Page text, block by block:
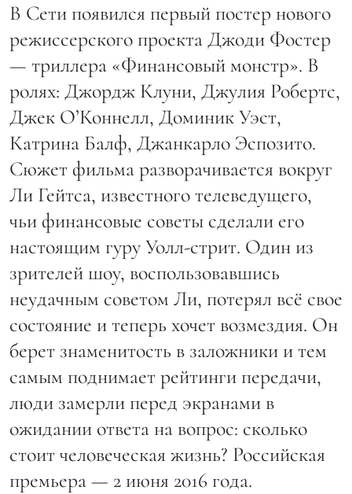
В Сети появился первый постер нового
режиссерского проекта Джоди Фостер
— триллера «Финансовый монстр». В
ролях: Джордж Клуни, Джулия Робертс,
Джек О’Коннелл, Доминик Уэст,
Катрина Балф, Джанкарло Эспозито.
Сюжет фильма разворачивается вокруг
Ли Гейтса, известного телеведущего,
чьи финансовые советы сделали его
настоящим гуру Уолл-стрит. Один из
зрителей шоу, воспользовавшись
неудачным советом Ли, потерял всё свое
состояние и теперь хочет возмездия. Он
берет знаменитость в заложники и тем
самым поднимает рейтинги передачи,
люди замерли перед экранами в
ожидании ответа на вопрос: сколько
стоит человеческая жизнь? Российская
премьера — 2 июня 2016 года.